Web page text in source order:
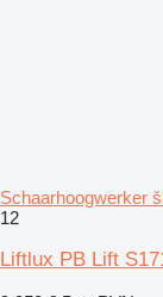
Schaarhoogwerker
12
Liftlux PB Lift